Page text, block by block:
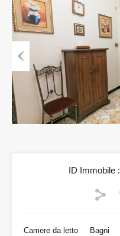
Previous
ID Immobile :
Camere da letto Bagni